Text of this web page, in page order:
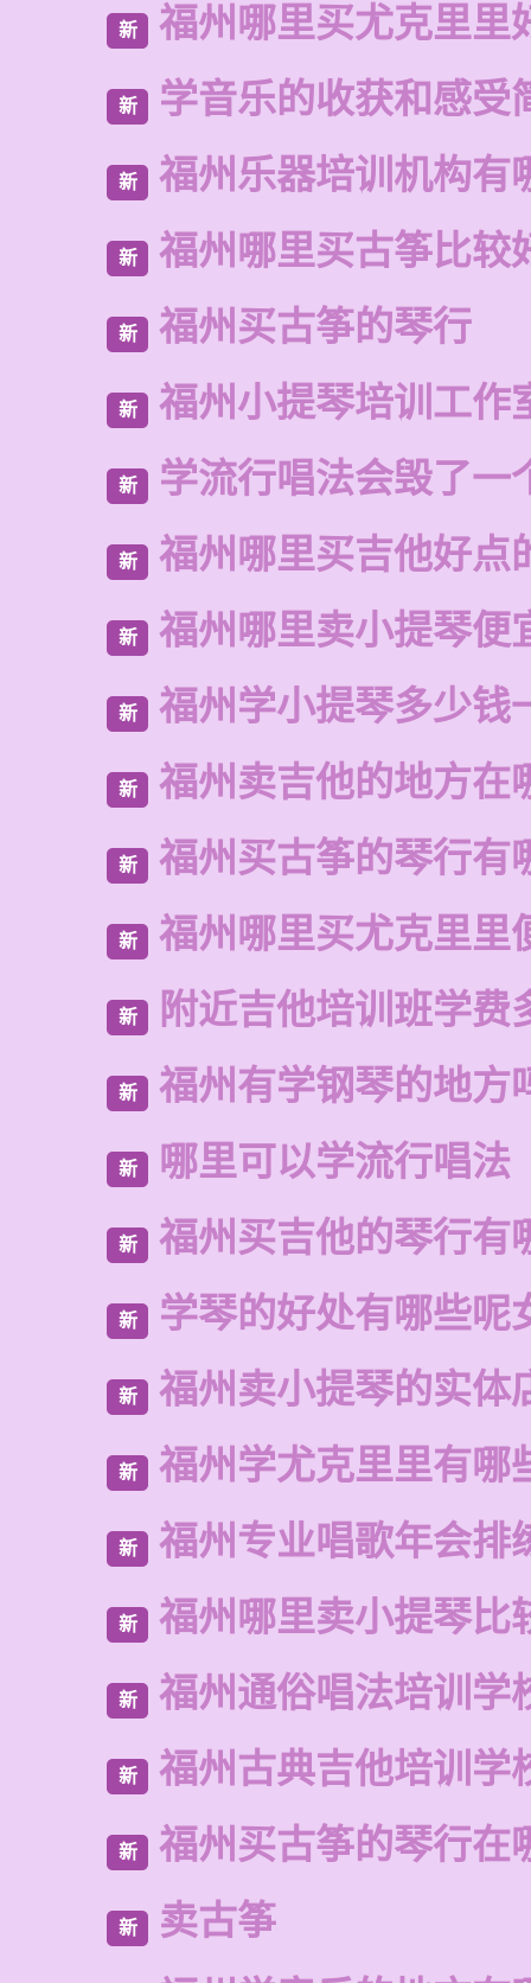
新 福州哪里买尤克里里
新 学音乐的收获和感受
新 福州乐器培训机构有
新 福州哪里买古筝比较
新 福州买古筝的琴行
新 福州小提琴培训工作
新 学流行唱法会毁了一
新 福州哪里买吉他好点
新 福州哪里卖小提琴便
新 福州学小提琴多少钱
新 福州卖吉他的地方在
新 福州买古筝的琴行有
新 福州哪里买尤克里里
新 附近吉他培训班学费
新 福州有学钢琴的地方
新 哪里可以学流行唱法
新 福州买吉他的琴行有
新 学琴的好处有哪些呢
新 福州卖小提琴的实体
新 福州学尤克里里有哪
新 福州专业唱歌年会排
新 福州哪里卖小提琴比
新 福州通俗唱法培训学
新 福州古典吉他培训学
新 福州买古筝的琴行在
新
卖古筝